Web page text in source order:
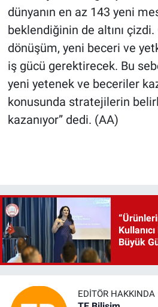
dünyanın en az 143 yeni
beklendiğinin de altını
dönüşüm, yeni beceri ve
iş gücü gerektirecek. Bu
yeni yetenek ve beceriler
konusunda stratejilerin
kazanıyor” dedi. (AA)
Büyük
EDITÖR HAKKINDA